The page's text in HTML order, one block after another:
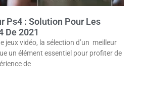
Ps4 : Solution Pour Les
De 2021
jeux vidéo, la sélection d’un meilleur
un élément essentiel pour profiter de
de